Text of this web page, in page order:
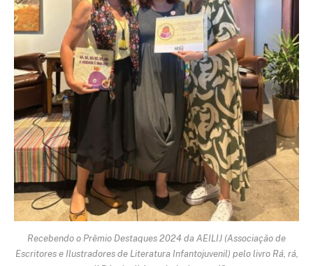
Recebendo o Prêmio Destaques 2024 da AEILIJ (Associação de
Escritores e Ilustradores de Literatura Infantojuvenil) pelo livro Rá, rá,